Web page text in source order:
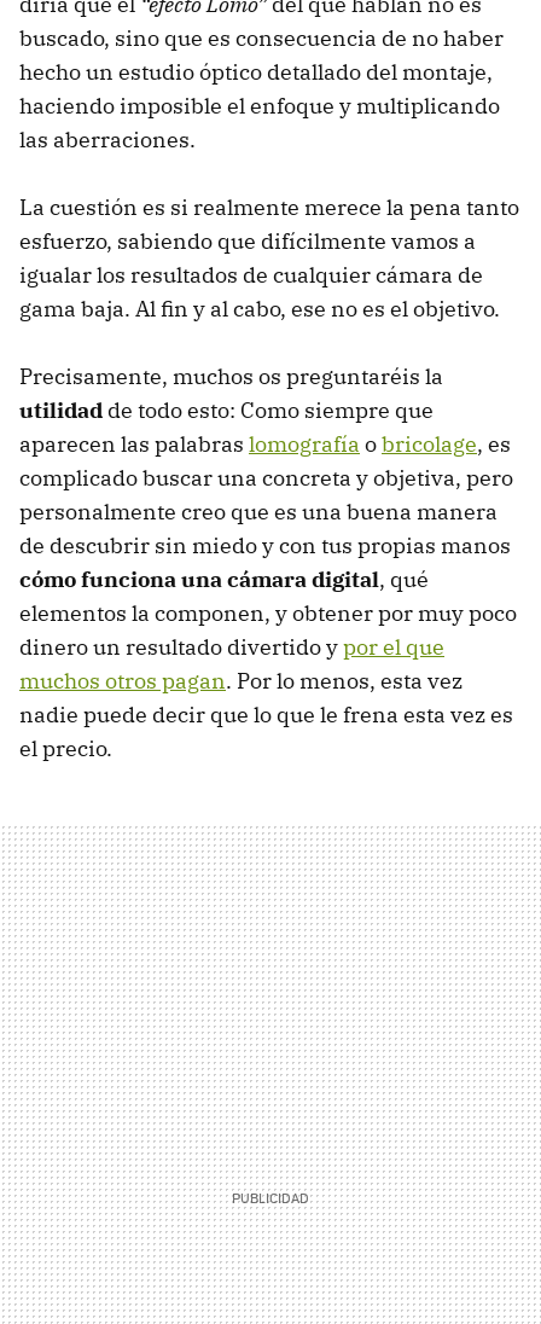
buscado, sino que es consecuencia de no haber
hecho un estudio óptico detallado del montaje,
haciendo imposible el enfoque y multiplicando
las aberraciones.
La cuestión es si realmente merece la pena tanto
esfuerzo, sabiendo que difícilmente vamos a
igualar los resultados de cualquier cámara de
gama baja. Al fin y al cabo, ese no es el objetivo.
Precisamente, muchos os preguntaréis la
utilidad de todo esto: Como siempre que
aparecen las palabras lomografía obricolage, es
complicado buscar una concreta y objetiva, pero
personalmente creo que es una buena manera
de descubrir sin miedo y con tus propias manos
cómo funciona una cámara digital, qué
elementos la componen, y obtener por muy poco
dinero un resultado divertido ypor el que
muchos otros pagan. Por lo menos, esta vez
nadie puede decir que lo que le frena esta vez es
el precio.